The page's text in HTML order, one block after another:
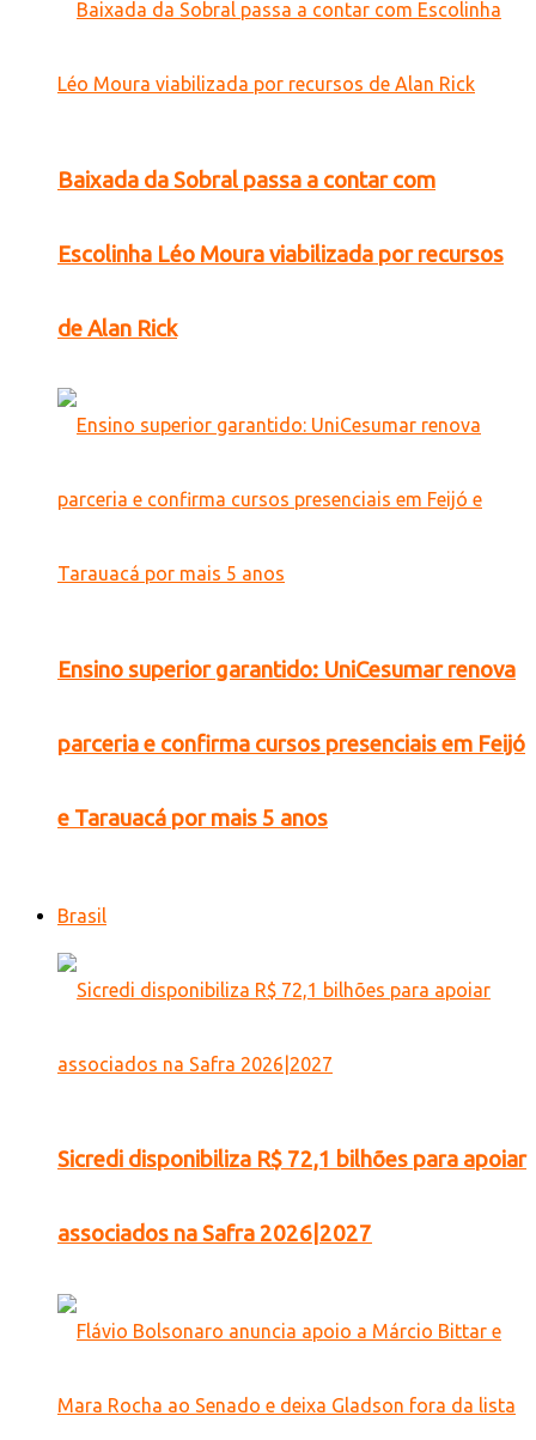
Baixada da Sobral passa a contar com
Escolinha Léo Moura viabilizada por recursos
de Alan Rick
Ensino superior garantido: UniCesumar renova
parceria e confirma cursos presenciais em Feijó
e Tarauacá por mais 5 anos
Brasil
Sicredi disponibiliza R$ 72,1 bilhões para apoiar
associados na Safra 2026|2027